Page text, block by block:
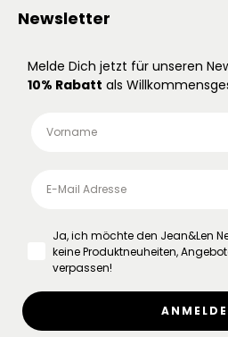
Newsletter
Melde Dich jetzt für unseren
10% Rabatt als
Ja, ich möchte den Jean&Len
keine Produktneuheiten,
verpassen!